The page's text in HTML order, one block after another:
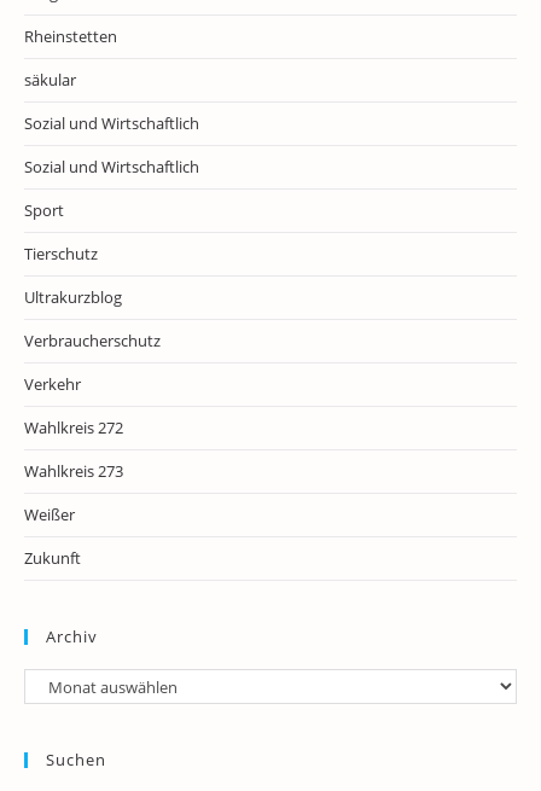
Rheinstetten
säkular
Sozial und Wirtschaftlich
Sozial und Wirtschaftlich
Sport
Tierschutz
Ultrakurzblog
Verbraucherschutz
Verkehr
Wahlkreis 272
Wahlkreis 273
Weißer
Zukunft
Archiv
Archiv
Suchen